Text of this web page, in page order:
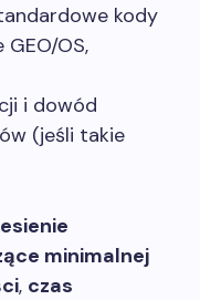
kody
OS,
i dowód
(jeśli takie
minimalnej
, czas